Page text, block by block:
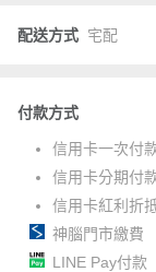
配送方式 宅配
付款方式
信用卡一次付
信用卡分期付
信用卡紅利折
神腦門市繳費
LINE Pay付款